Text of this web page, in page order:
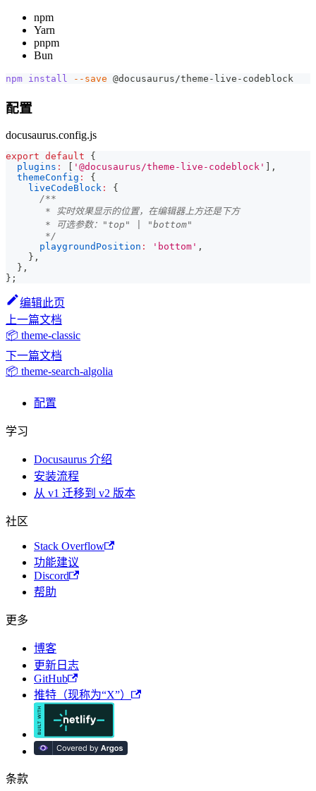
npm
Yarn
pnpm
Bun
npm install --save @docusaurus/theme-live-codeblock
配置
docusaurus.config.js
export default
{
plugins : '@docusaurus/theme-live-codeblock'
,
themeConfig :
{
liveCodeBlock :
{
/**
       * 实时效果显示的位置，在编辑器上方还是下方
       * 可选参数："top" | "bottom"
       */
playgroundPosition : 'bottom' ,
} ,
} ,
} ;
编辑此页
上一篇文档
📦 theme-classic
下一篇文档
📦 theme-search-algolia
配置
学习
Docusaurus 介绍
安装流程
从 v1 迁移到 v2 版本
社区
Stack Overflow
功能建议
Discord
帮助
更多
博客
更新日志
GitHub
推特（现称为“X”）
条款